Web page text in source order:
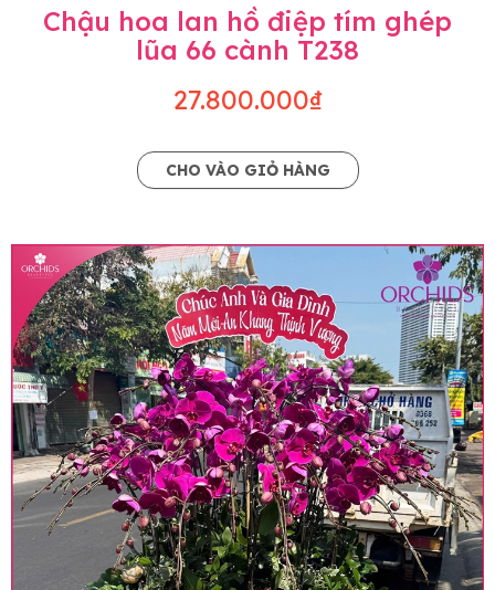
Chậu hoa lan hồ điệp tím ghép
lũa 66 cành T238
27.800.000₫
CHO VÀO GIỎ HÀNG